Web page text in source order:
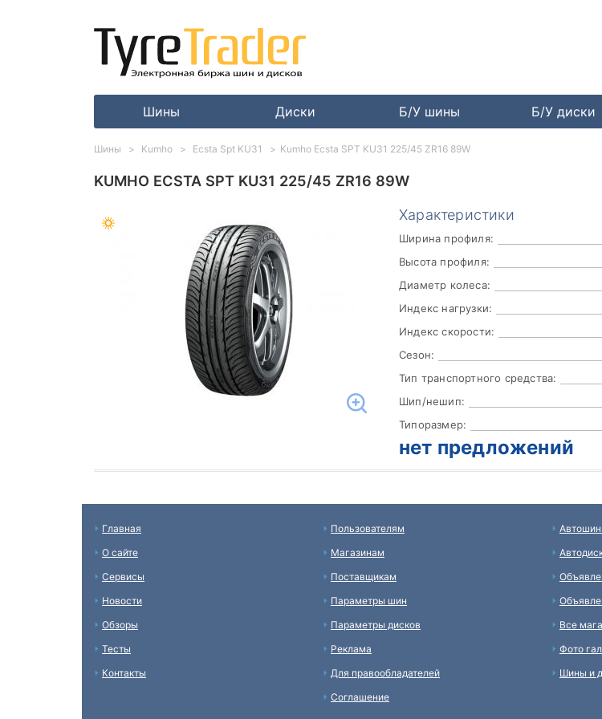
Шины Диски Б/У шины Б/У диски
KUMHO ECSTA SPT KU31 225/45 ZR16 89W
Характеристики
Ширина профиля:
Высота профиля:
Диаметр колеса:
Индекс нагрузки:
Индекс скорости:
Сезон:
Тип транспортного средства:
Шип/нешип:
Типоразмер:
нет предложений
Шины Kumho Ecsta Spt KU31 Kumho Ecsta SPT KU31 225/45 ZR16 89W
Главная
О сайте
Сервисы
Новости
Обзоры
Тесты
Контакты
Пользователям
Магазинам
Поставщикам
Параметры шин
Параметры дисков
Реклама
Для правообладателей
Соглашение
Все
Фото
Шины и